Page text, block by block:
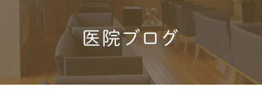
医院ブログ